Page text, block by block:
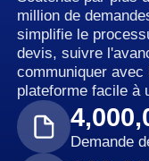
million de
simplifie le
devis, suivre
communiquer
plateforme facile à
Demande